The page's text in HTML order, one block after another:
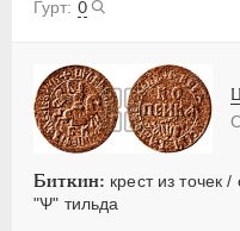
0
Биткин: крест из точек
"Ѱ" тильда